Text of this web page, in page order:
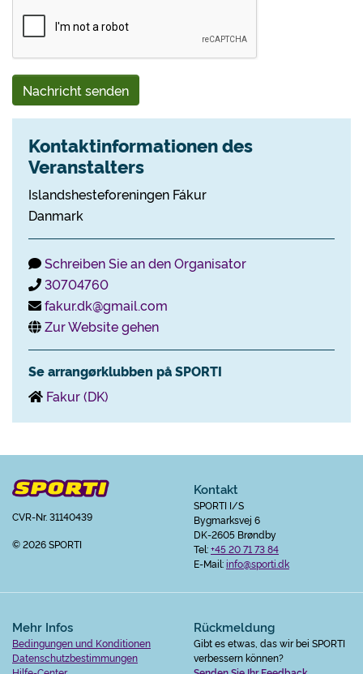
Nachricht senden
Kontaktinformationen des
Veranstalters
Islandshesteforeningen Fákur
Danmark
Schreiben Sie an den Organisator
30704760
fakur.dk@gmail.com
Zur Website gehen
Se arrangørklubben på SPORTI
Fakur (DK)
CVR-Nr. 31140439
© 2026 SPORTI
Kontakt
SPORTI I/S
Bygmarksvej 6
DK-2605 Brøndby
Tel:+45 20 71 73 84
E-Mail:info@sporti.dk
Mehr Infos
Bedingungen und Konditionen
Datenschutzbestimmungen
Rückmeldung
Gibt es etwas, das wir bei SPORTI
verbessern können?